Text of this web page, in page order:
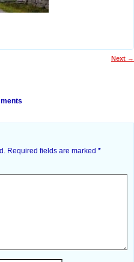
Next →
Required fields are marked *